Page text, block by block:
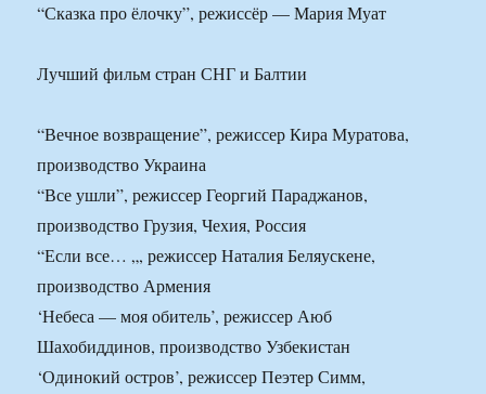
“Сказка про ёлочку”, режиссёр — Мария Муат
Лучший фильм стран СНГ и Балтии
“Вечное возвращение”, режиссер Кира Муратова,
производство Украина
“Все ушли”, режиссер Георгий Параджанов,
производство Грузия, Чехия, Россия
“Если все… „, режиссер Наталия Беляускене,
производство Армения
‘Небеса — моя обитель’, режиссер Аюб
Шахобиддинов, производство Узбекистан
‘Одинокий остров’, режиссер Пеэтер Симм,